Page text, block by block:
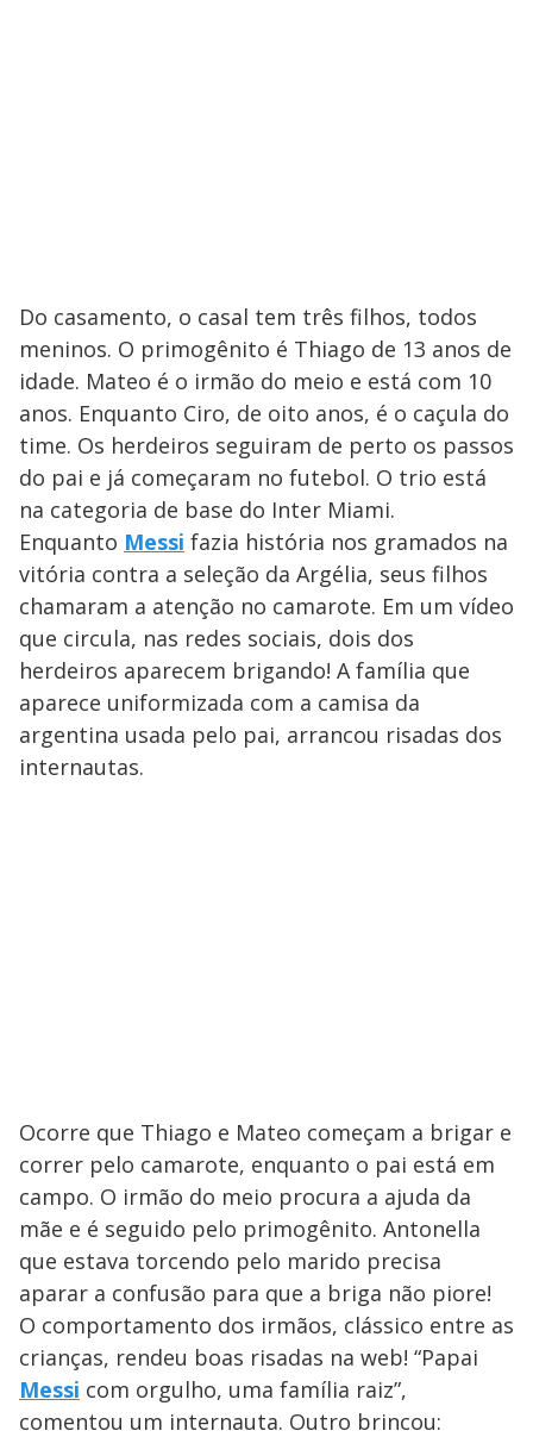
Do casamento, o casal tem três filhos, todos
meninos. O primogênito é Thiago de 13 anos de
idade. Mateo é o irmão do meio e está com 10
anos. Enquanto Ciro, de oito anos, é o caçula do
time. Os herdeiros seguiram de perto os passos
do pai e já começaram no futebol. O trio está
na categoria de base do Inter Miami.
Enquanto Messi fazia história nos gramados na
vitória contra a seleção da Argélia, seus filhos
chamaram a atenção no camarote. Em um vídeo
que circula, nas redes sociais, dois dos
herdeiros aparecem brigando! A família que
aparece uniformizada com a camisa da
argentina usada pelo pai, arrancou risadas dos
internautas.
Ocorre que Thiago e Mateo começam a brigar e
correr pelo camarote, enquanto o pai está em
campo. O irmão do meio procura a ajuda da
mãe e é seguido pelo primogênito. Antonella
que estava torcendo pelo marido precisa
aparar a confusão para que a briga não piore!
O comportamento dos irmãos, clássico entre as
crianças, rendeu boas risadas na web! “Papai
Messi com orgulho, uma família raiz”,
comentou um internauta. Outro brincou: